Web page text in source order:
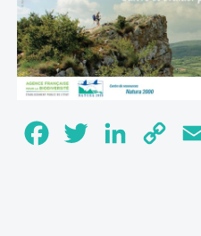
FacebookTwitter LinkedIn